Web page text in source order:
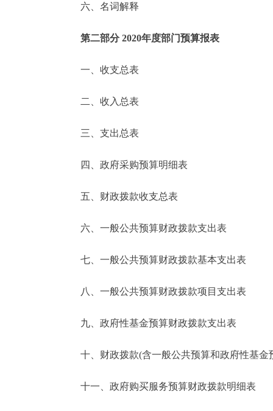
中介服务
政民互动
12345网上接诉即办
参与调查
走进北京
北京概况
绿色北京
ENGLISH
六、名词解释
第二部分 2020年度部门预算报表
一、收支总表
二、收入总表
三、支出总表
四、政府采购预算明细表
五、财政拨款收支总表
六、一般公共预算财政拨款支出表
七、一般公共预算财政拨款基本支出表
八、一般公共预算财政拨款项目支出表
九、政府性基金预算财政拨款支出表
十、财政拨款(含一般公共预算和政府性基金
十一、政府购买服务预算财政拨款明细表